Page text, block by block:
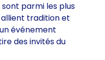
sont parmi les plus
allient tradition et
événement
des invités du